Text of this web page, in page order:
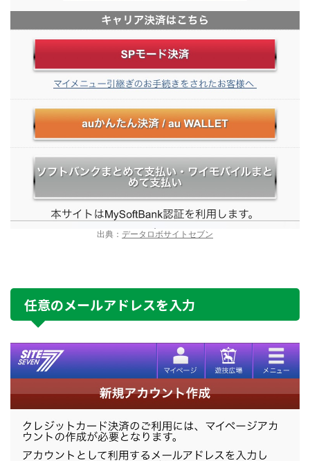
出典： データロボサイトセブン
任意のメールアドレスを入力